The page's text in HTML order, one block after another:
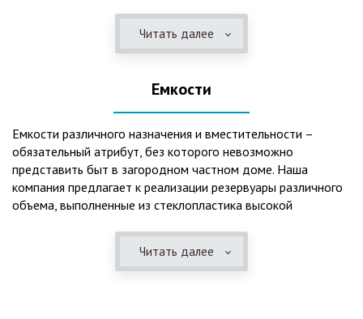
механическая и биологическая очистка канализационных
Главная причина популярности пластиковых и
также отнести:
безупречное качество изготовления;
стойкость к высокому давлению грунта (даже в
ненаполненном состоянии);
полная герметичность, что гарантирует отсутствие
Читать далее
Емкости
Емкости различного назначения и вместительности –
обязательный атрибут, без которого невозможно
представить быт в загородном частном доме. Наша
компания предлагает к реализации резервуары различного
объема, выполненные из стеклопластика высокой
одна из основных сфер их практического использования –
это организация центров очистки, обустройство
Читать далее